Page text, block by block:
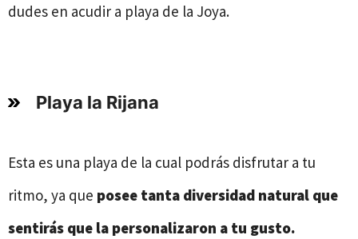
dudes en acudir a playa de la Joya.
Playa la Rijana
Esta es una playa de la cual podrás disfrutar a tu
ritmo, ya que posee tanta diversidad natural que
sentirás que la personalizaron a tu gusto.